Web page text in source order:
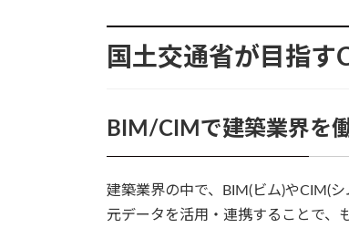
国土交通省が目指す
BIM/CIMで建築業界を
建築業界の中で、BIM(ビム)やCIM(
元データを活用・連携することで、